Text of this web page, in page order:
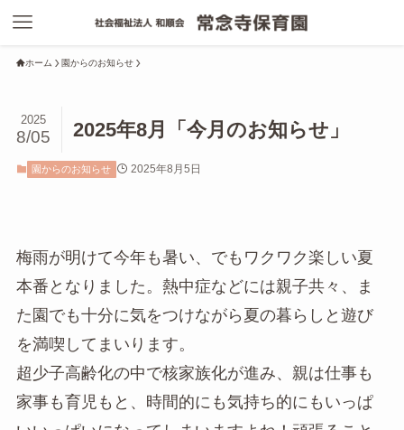
ホーム 園からのお知らせ
2025年8月「今月のお知らせ」
2025
8/05
園からのお知らせ 2025年8月5日
梅雨が明けて今年も暑い、でもワクワク楽しい夏
本番となりました。熱中症などには親子共々、ま
た園でも十分に気をつけながら夏の暮らしと遊び
を満喫してまいります。
超少子高齢化の中で核家族化が進み、親は仕事も
家事も育児もと、時間的にも気持ち的にもいっぱ